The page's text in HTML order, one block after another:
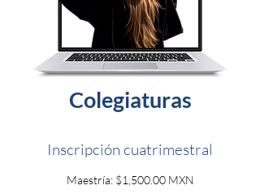
Colegiaturas
Inscripción cuatrimestral​
Maestría: $1,500.00 MXN